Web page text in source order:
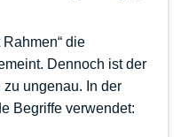
die
Dennoch ist der
ungenau. In der
Begriffe verwendet: